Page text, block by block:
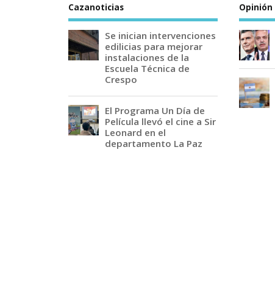
Cazanoticias
Se inician intervenciones
edilicias para mejorar
instalaciones de la
Escuela Técnica de
Crespo
El Programa Un Día de
Película llevó el cine a Sir
Leonard en el
departamento La Paz
Opinión